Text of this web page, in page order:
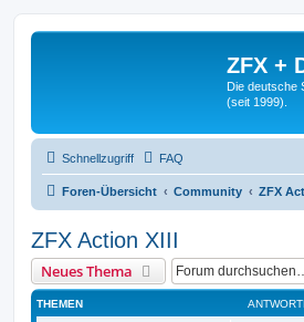
ZFX +
Die deutsche
(seit 1999).
Schnellzugriff FAQ
Foren-Übersicht Community ZFX
ZFX Action XIII
Neues Thema
THEMEN